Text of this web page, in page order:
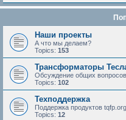
Наши проекты
А что мы делаем?
Topics: 153
Трансформаторы
Обсуждение общих
Topics: 102
Техподдержка
Поддержка продуктов tqfp.org
Topics: 12